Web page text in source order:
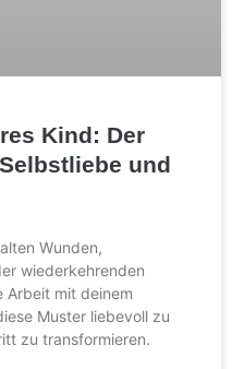
Kind: Der
und
Wunden,
wiederkehrenden
Arbeit mit deinem
Muster liebevoll zu
zu transformieren.